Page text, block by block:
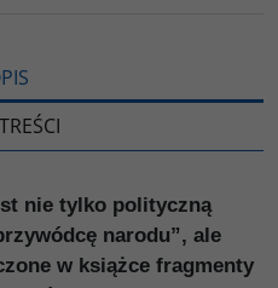
nie tylko polityczną
narodu”, ale
w książce fragmenty